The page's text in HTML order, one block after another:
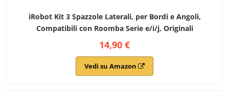
iRobot Kit 3 Spazzole Laterali, per Bordi e Angoli,
Compatibili con Roomba Serie e/i/j, Originali
14,90 €
Vedi su Amazon